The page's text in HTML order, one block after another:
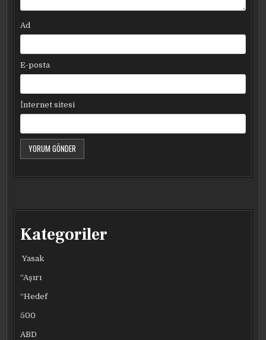
Ad
E-posta
İnternet sitesi
Kategoriler
Yasak
“Aşırı
“Hedef
500
ABD